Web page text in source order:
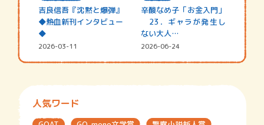
吉良信吾『沈黙と爆弾』
◆熱血新刊インタビュー
◆
2026-03-11
辛酸なめ子「お金入門」
23．ギャラが発生し
ない大人…
2026-06-24
人気ワード